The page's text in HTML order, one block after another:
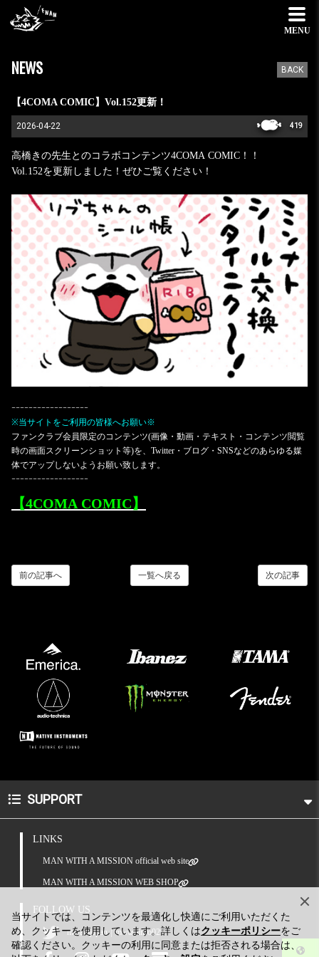
MENU
NEWS BACK
【4COMA COMIC】Vol.152更新！
2026-04-22 419
高橋きの先生とのコラボコンテンツ4COMA COMIC！！
Vol.152を更新しました！ぜひご覧ください！
ｰｰｰｰｰｰｰｰｰｰｰｰｰｰｰｰｰｰ
※当サイトをご利用の皆様へお願い※
ファンクラブ会員限定のコンテンツ(画像・動画・テキスト・コンテンツ閲覧
時の画面スクリーンショット等)を、Twitter・ブログ・SNSなどのあらゆる媒
体でアップしないようお願い致します。
ｰｰｰｰｰｰｰｰｰｰｰｰｰｰｰｰｰｰ
【4COMA COMIC】
次の記事
一覧へ戻る
前の記事へ
SUPPORT
LINKS
MAN WITH A MISSION official web site
MAN WITH A MISSION WEB SHOP
FOLLOW US
mwamjapan|mwaminfo029
当サイトでは、コンテンツを最適化し快適にご利用いただくた
め、クッキーを使用しています。詳しくはクッキーポリシーをご
確認ください。クッキーの利用に同意または拒否される場合は、